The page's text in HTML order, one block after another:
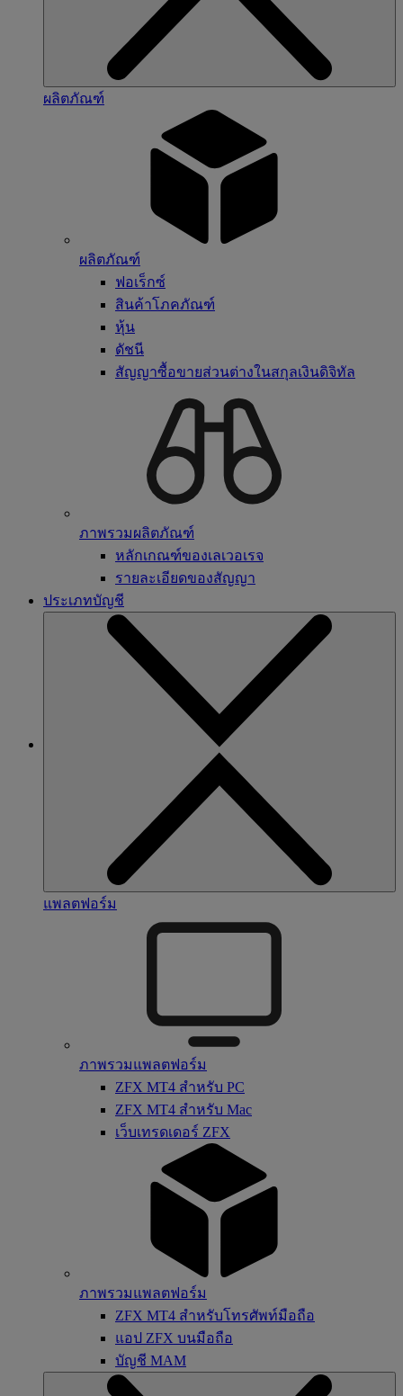
ผลิตภัณฑ์
ผลิตภัณฑ์
ฟอเร็กซ์
สินค้าโภคภัณฑ์
หุ้น
ดัชนี
สัญญาซื้อขายส่วนต่างในสกุลเงินดิจิทัล
ภาพรวมผลิตภัณฑ์
หลักเกณฑ์ของเลเวอเรจ
รายละเอียดของสัญญา
ประเภทบัญชี
แพลตฟอร์ม
ภาพรวมแพลตฟอร์ม
ZFX MT4 สำหรับ PC
ZFX MT4 สำหรับ Mac
เว็บเทรดเดอร์ ZFX
ภาพรวมแพลตฟอร์ม
ZFX MT4 สำหรับโทรศัพท์มือถือ
แอป ZFX บนมือถือ
บัญชี MAM